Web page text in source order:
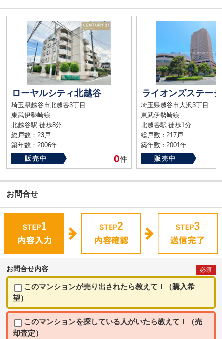
ローヤルシティ北越谷
埼玉県越谷市北越谷3丁目
東武伊勢崎線
北越谷駅 徒歩8分
総戸数：23戸
築年数：2006年
販売中
0件
埼玉県越谷市大沢3丁目
東武伊勢崎線
北越谷駅 徒歩1分
総戸数：217戸
築年数：2001年
販売中
お問合せ
お問合せ内容 必須
このマンションが売り出されたら教えて！（購入希
望）
このマンションを探している人がいたら教えて！（売
却査定）